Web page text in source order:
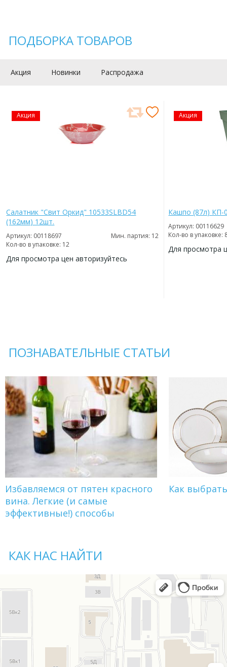
ПОДБОРКА ТОВАРОВ
Акция Новинки Распродажа
Акция
Салатник "Свит Оркид" 10533SLBD54
(162мм) 12шт.
Артикул: 00118697
Мин. партия: 12
Кол-во в упаковке: 12
Для просмотра цен авторизуйтесь
Акция
Кашпо (87л) КП-
Артикул: 00116629
Кол-во в упаковке:
Для просмотра
ПОЗНАВАТЕЛЬНЫЕ СТАТЬИ
Избавляемся от пятен красного
вина. Легкие (и самые
эффективные!) способы
Как
КАК НАС НАЙТИ